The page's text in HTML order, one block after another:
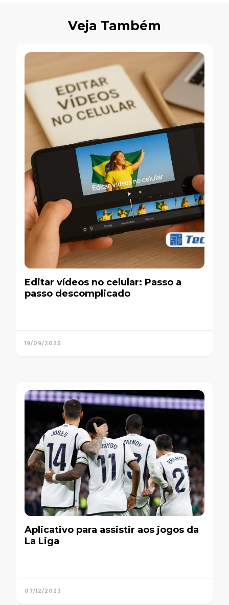
Veja Também
Editar vídeos no celular: Passo a
passo descomplicado
19/09/2025
Aplicativo para assistir aos jogos da
La Liga
07/12/2023